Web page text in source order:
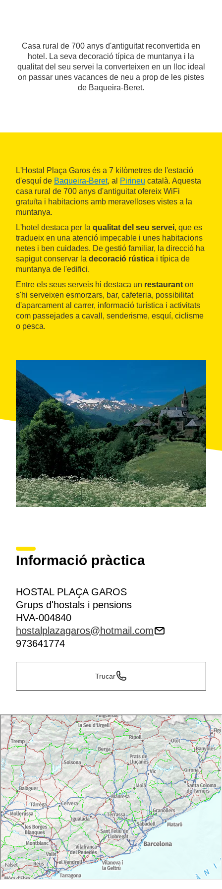
Casa rural de 700 anys d'antiguitat reconvertida en
hotel. La seva decoració típica de muntanya i la
qualitat del seu servei la converteixen en un lloc ideal
on passar unes vacances de neu a prop de les pistes
de Baqueira-Beret.
L'Hostal Plaça Garos és a 7 kilòmetres de l'estació
d'esquí de Baqueira-Beret, al Pirineu català. Aquesta
casa rural de 700 anys d'antiguitat ofereix WiFi
gratuïta i habitacions amb meravelloses vistes a la
muntanya.
L'hotel destaca per la qualitat del seu servei, que es
tradueix en una atenció impecable i unes habitacions
netes i ben cuidades. De gestió familiar, la direcció ha
sapigut conservar la decoració rústica i típica de
muntanya de l'edifici.
Entre els seus serveis hi destaca un restaurant on
s'hi serveixen esmorzars, bar, cafeteria, possibilitat
d'aparcament al carrer, informació turística i activitats
com passejades a cavall, senderisme, esquí, ciclisme
o pesca.
Informació pràctica
HOSTAL PLAÇA GAROS
Grups d'hostals i pensions
HVA-004840
hostalplazagaros@hotmail.com
973641774
Trucar